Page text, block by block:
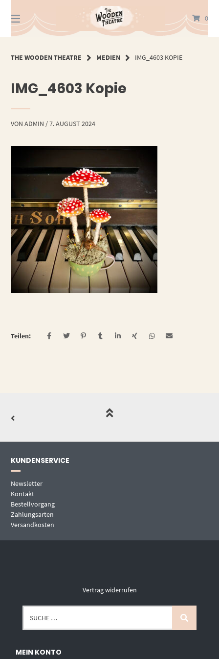
zum
Inhalt
0
THE WOODEN THEATRE MEDIEN IMG_4603 KOPIE
IMG_4603 Kopie
VONADMIN /7. AUGUST 2024
Teilen:
KUNDENSERVICE
Newsletter
Kontakt
Bestellvorgang
Zahlungsarten
Versandkosten
Vertrag widerrufen
MEIN KONTO